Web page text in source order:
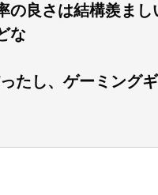
の良さは結構羨ま
な
たし、ゲーミング